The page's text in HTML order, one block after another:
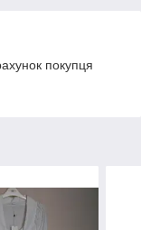
покупця